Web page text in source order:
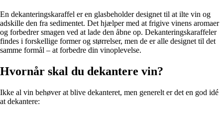
En dekanteringskaraffel er en glasbeholder designet til at ilte vin og
adskille den fra sedimentet. Det hjælper med at frigive vinens aromaer
og forbedrer smagen ved at lade den åbne op. Dekanteringskaraffeler
findes i forskellige former og størrelser, men de er alle designet til det
samme formål – at forbedre din vinoplevelse.
Hvornår skal du dekantere vin?
Ikke al vin behøver at blive dekanteret, men generelt er det en god idé
at dekantere: